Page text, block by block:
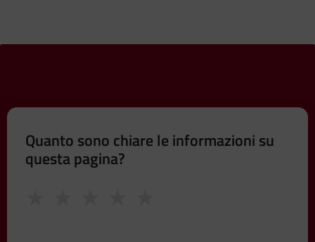
Quanto sono chiare le informazioni su
questa pagina?